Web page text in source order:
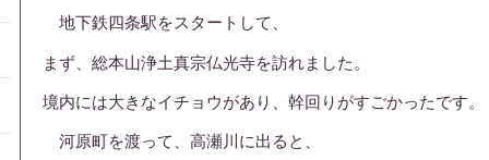
地下鉄四条駅をスタートして、
まず、総本山浄土真宗仏光寺を訪れました。
境内には大きなイチョウがあり、幹回りがすごかったです。
河原町を渡って、高瀬川に出ると、